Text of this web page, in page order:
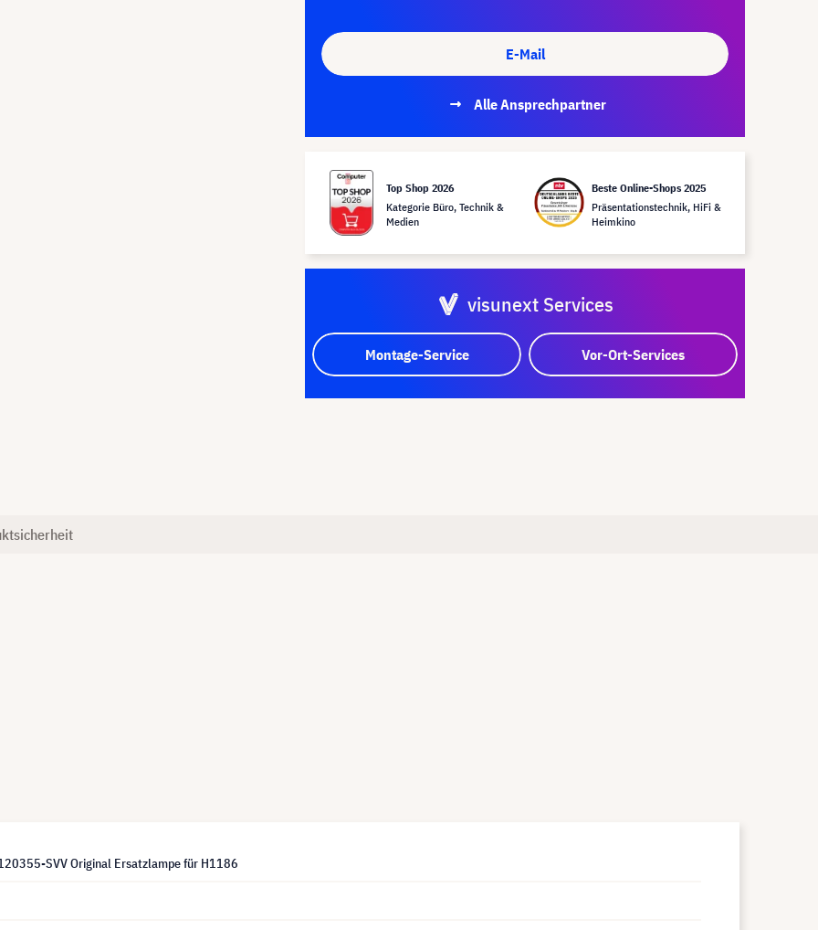
E-Mail
Alle Ansprechpartner
Top Shop 2026
Kategorie Büro, Technik &
Medien
Beste Online-Shops 2025
Präsentationstechnik, HiFi &
Heimkino
visunext Services
Montage-Service Vor-Ort-Services
SVV Original Ersatzlampe für H1186